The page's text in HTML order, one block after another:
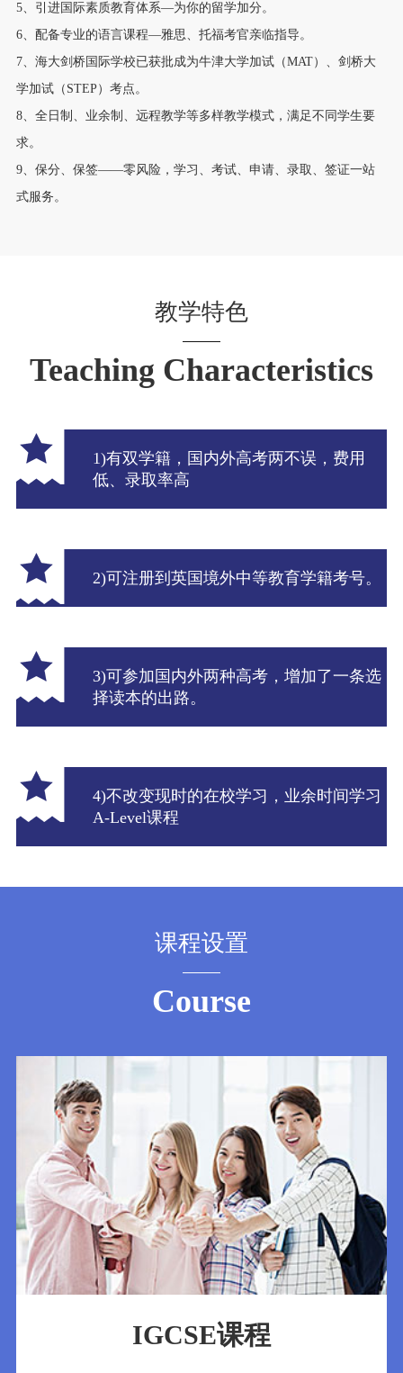
5、引进国际素质教育体系—为你的留学加分。
6、配备专业的语言课程—雅思、托福考官亲临指导。
7、海大剑桥国际学校已获批成为牛津大学加试（MAT）、剑桥大
学加试（STEP）考点。
8、全日制、业余制、远程教学等多样教学模式，满足不同学生要
求。
9、保分、保签——零风险，学习、考试、申请、录取、签证一站
式服务。
教学特色
Teaching Characteristics
1)有双学籍，国内外高考两不误，费用
低、录取率高
2)可注册到英国境外中等教育学籍考号。
3)可参加国内外两种高考，增加了一条选
择读本的出路。
4)不改变现时的在校学习，业余时间学习
A-Level课程
课程设置
Course
IGCSE课程